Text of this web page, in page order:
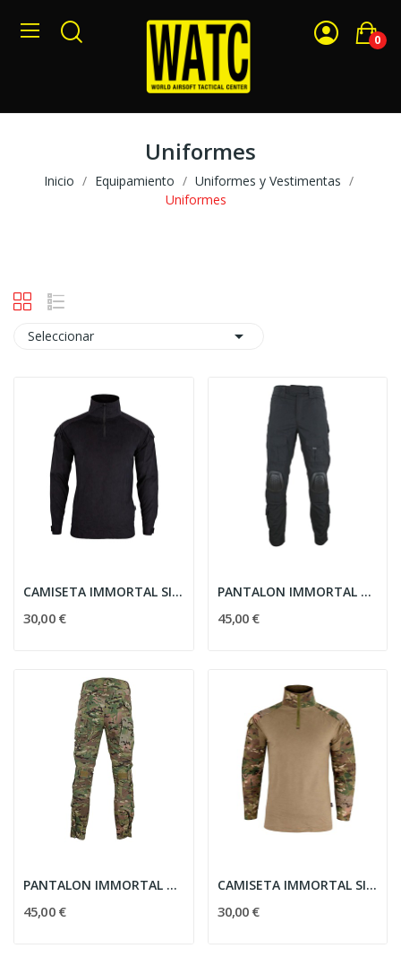
0
Uniformes
Inicio Equipamiento
Uniformes y Vestimentas
Uniformes
Seleccionar 
CAMISETA IMMORTAL SIGMA COMBATE NEGRA
30,00 €
PANTALON IMMORTAL SIGMA COMBATE NEGRO
45,00 €
PANTALON IMMORTAL SIGMA COMBATE MULTICAM
45,00 €
CAMISETA IMMORTAL SIGMA COMBATE MULTICAM
30,00 €